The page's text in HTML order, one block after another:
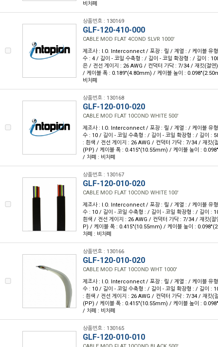
비차폐
상품번호 : 130169
GLF-120-410-000
CABLE MOD FLAT 4COND SLVR 1000'
제조사 : I.O. Interconnect / 포장 : 릴 / 계열 : / 케이블 유형
수 : 4 / 길이 - 코일 수축형 : / 길이 - 코일 확장형 : / 길이 :
은 / 전선 게이지 : 26 AWG / 컨덕터 가닥 : 7/34 / 재킷(절연
/ 케이블 폭 : 0.189"(4.80mm) / 케이블 높이 :
비차폐
상품번호 : 130168
GLF-120-010-020
CABLE MOD FLAT 10COND WHITE 500'
제조사 : I.O. Interconnect / 포장 : 릴 / 계열 : / 케이블 유형
수 : 10 / 길이 - 코일 수축형 : / 길이 - 코일 확장형 : / 길이 :
: 흰색 / 전선 게이지 : 26 AWG / 컨덕터 가닥 : 7/34 / 재킷(
(PP) / 케이블 폭 : 0.415"(10.55mm) / 케이블 높이 :
/ 차폐 : 비차폐
상품번호 : 130167
GLF-120-010-020
CABLE MOD FLAT 10COND WHITE 100'
제조사 : I.O. Interconnect / 포장 : 릴 / 계열 : / 케이블 유형
수 : 10 / 길이 - 코일 수축형 : / 길이 - 코일 확장형 : / 길이 :
흰색 / 전선 게이지 : 26 AWG / 컨덕터 가닥 : 7/34 / 재킷(절
P) / 케이블 폭 : 0.415"(10.55mm) / 케이블 높이 :
차폐 : 비차폐
상품번호 : 130166
GLF-120-010-020
CABLE MOD FLAT 10COND WHT 1000'
제조사 : I.O. Interconnect / 포장 : 릴 / 계열 : / 케이블 유형
수 : 10 / 길이 - 코일 수축형 : / 길이 - 코일 확장형 : / 길이 :
: 흰색 / 전선 게이지 : 26 AWG / 컨덕터 가닥 : 7/34 / 재킷(
(PP) / 케이블 폭 : 0.415"(10.55mm) / 케이블 높이 :
/ 차폐 : 비차폐
상품번호 : 130165
GLF-120-010-010